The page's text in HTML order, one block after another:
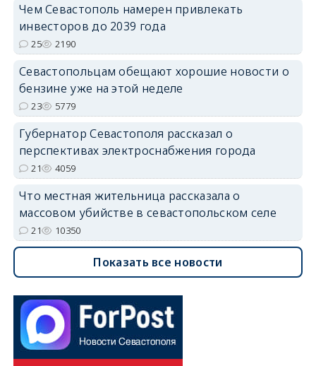
Чем Севастополь намерен привлекать
инвесторов до 2039 года
25 2190
Севастопольцам обещают хорошие новости о
бензине уже на этой неделе
23 5779
Губернатор Севастополя рассказал о
перспективах электроснабжения города
21 4059
Что местная жительница рассказала о
массовом убийстве в севастопольском селе
21 10350
Показать все новости